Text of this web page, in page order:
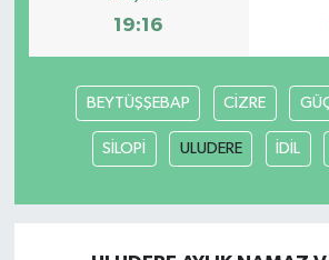
19:16
BEYTÜŞŞEBAP CİZRE
SİLOPİ ULUDERE İDİL